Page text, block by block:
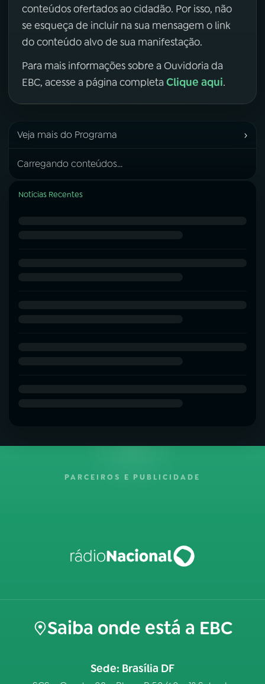
conteúdos ofertados ao cidadão. Por isso, não
se esqueça de incluir na sua mensagem o link
do conteúdo alvo de sua manifestação.
Para mais informações sobre a Ouvidoria da
EBC, acesse a página completa Clique aqui.
Veja mais do Programa ›
Carregando conteúdos...
Notícias Recentes
PARCEIROS E PUBLICIDADE
Saiba onde está a EBC
Sede: Brasília DF